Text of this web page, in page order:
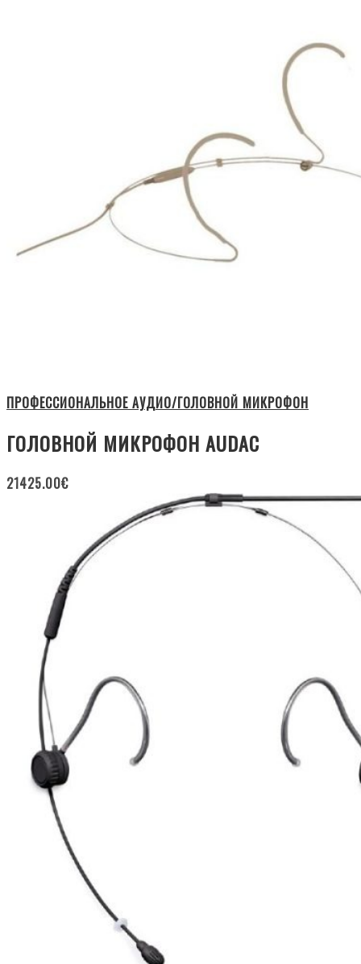
ПРОФЕССИОНАЛЬНОЕ АУДИО/ГОЛОВНОЙ МИКРОФОН
ГОЛОВНОЙ МИКРОФОН AUDAC
21425.00€